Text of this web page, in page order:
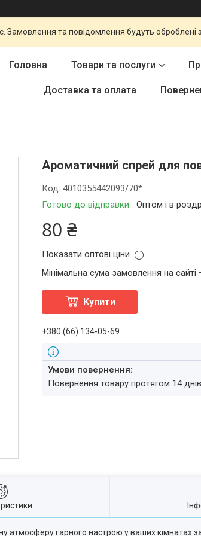
Замовлення та повідомлення будуть оброблені
Головна Товари та послуги
Доставка та оплата
Ароматичний спрей для
Готово до відправки Оптом і в
Код:4010355442093/70*
80 ₴
Показати оптові ціни
Мінімальна сума замовлення на
Купити
+380 (66) 134-05-69
повернення товару протягом 14 днів
атмосферу гарного настрою у ваших кімнатах